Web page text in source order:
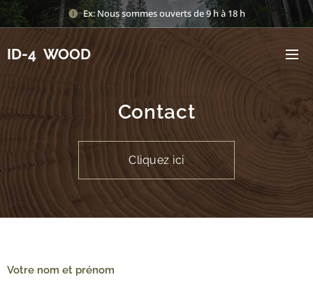
Ex: Nous sommes ouverts de 9 h à 18 h
ID-4 WOOD
Contact
Cliquez ici
Votre nom et prénom